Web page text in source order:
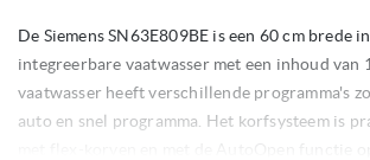
De Siemens SN63E809BE is een 60 cm brede
integreerbare vaatwasser met een inhoud van
vaatwasser heeft verschillende programma's
auto en snel programma. Het korfsysteem is